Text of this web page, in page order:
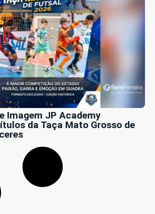
Imagem JP Academy
da Taça Mato Grosso de